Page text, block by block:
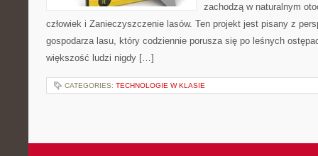
zachodzą w naturalnym
człowiek i Zanieczyszczenie lasów. Ten projekt jest pisany z
gospodarza lasu, który codziennie porusza się po leśnych
większość ludzi nigdy […]
CATEGORIES: TECHNOLOGIE W KLASIE